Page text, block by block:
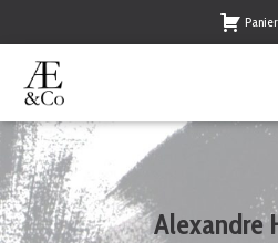
Panier
Alexandre